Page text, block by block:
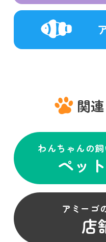
関
わんちゃんの
ペッ
アミーゴ
店